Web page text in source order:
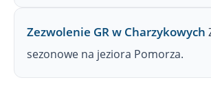
Zezwolenie GR w Charzykowych
sezonowe na jeziora Pomorza.